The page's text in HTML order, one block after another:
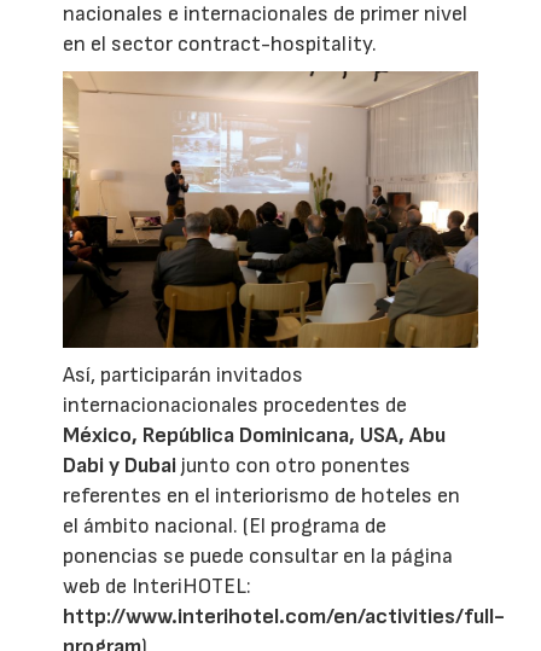
nacionales e internacionales de primer nivel
en el sector contract-hospitality.
Así, participarán invitados
internacionacionales procedentes de
México, República Dominicana, USA, Abu
Dabi y Dubaijunto con otro ponentes
referentes en el interiorismo de hoteles en
el ámbito nacional. (El programa de
ponencias se puede consultar en la página
web de InteriHOTEL:
http://www.interihotel.com/en/activities/full-